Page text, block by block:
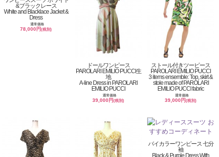
&ブラックレース
White and Blacklace Jacket &
Dress
通常価格
78,000円(税別)
ドールワンピース
PAROLARI EMILIO PUCCI生
地
A-line Dress in PAROLARI
EMILIO PUCCI
通常価格
39,000円(税別)
ストール付きツーピース
PAROLARI EMILIO PUCCI
3 items ensemble: Top, skirt &
stole made of PAROLARI
EMILIO PUCCI fabric
通常価格
39,000円(税別)
バイカラーワンピース 七分
袖
Black & Purple Dress With